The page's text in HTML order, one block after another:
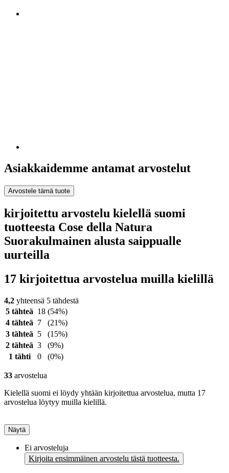
Asiakkaidemme antamat arvostelut
Arvostele tämä tuote
kirjoitettu arvostelu kielellä suomi
tuotteesta Cose della Natura
Suorakulmainen alusta saippualle
uurteilla
17 kirjoitettua arvostelua muilla kielillä
4,2 yhteensä 5 tähdestä
5 tähteä 18 (54%)
4 tähteä 7
(21%)
3 tähteä 5
(15%)
2 tähteä 3
(9%)
1 tähti
0 (0%)
33 arvostelua
Kielellä suomi ei löydy yhtään kirjoitettua arvostelua, mutta 17
arvostelua löytyy muilla kielillä.
Näytä
Ei arvosteluja
Kirjoita ensimmäinen arvostelu tästä tuotteesta.